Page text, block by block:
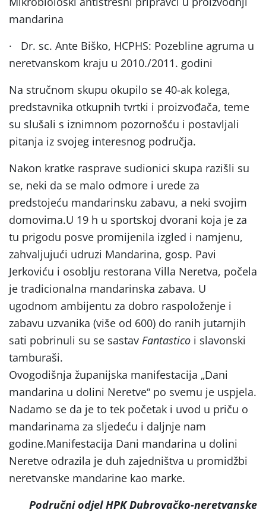
mandarina
·
Dr. sc. Ante Biško, HCPHS: Pozebline agruma u
neretvanskom kraju u 2010./2011. godini
Na stručnom skupu okupilo se 40-ak kolega,
predstavnika otkupnih tvrtki i proizvođača, teme
su slušali s iznimnom pozornošću i postavljali
pitanja iz svojeg interesnog područja.
Nakon kratke rasprave sudionici skupa razišli su
se, neki da se malo odmore i urede za
predstojeću mandarinsku zabavu, a neki svojim
domovima.U 19 h u sportskoj dvorani koja je za
tu prigodu posve promijenila izgled i namjenu,
zahvaljujući udruzi Mandarina, gosp. Pavi
Jerkoviću i osoblju restorana Villa Neretva, počela
je tradicionalna mandarinska zabava. U
ugodnom ambijentu za dobro raspoloženje i
zabavu uzvanika (više od 600) do ranih jutarnjih
sati pobrinuli su se sastav Fantastico i slavonski
tamburaši.
Ovogodišnja županijska manifestacija „Dani
mandarina u dolini Neretve“ po svemu je uspjela.
Nadamo se da je to tek početak i uvod u priču o
mandarinama za sljedeću i daljnje nam
godine.Manifestacija Dani mandarina u dolini
Neretve odrazila je duh zajedništva u promidžbi
neretvanske mandarine kao marke.
Područni odjel HPK Dubrovačko-neretvanske